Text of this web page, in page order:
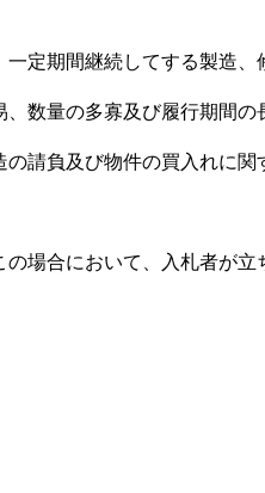
定期間継続してする製造
量の多寡及び履行期間の
請負及び物件の買入れに関
場合において、入札者が